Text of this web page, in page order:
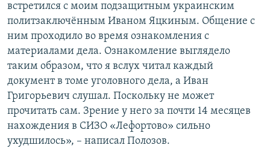
встретился с моим подзащитным украинским
политзаключённым Иваном Яцкиным. Общение с
ним проходило во время ознакомления с
материалами дела. Ознакомление выглядело
таким образом, что я вслух читал каждый
документ в томе уголовного дела, а Иван
Григорьевич слушал. Поскольку не может
прочитать сам. Зрение у него за почти 14 месяцев
нахождения в СИЗО «Лефортово» сильно
ухудшилось», – написал Полозов.